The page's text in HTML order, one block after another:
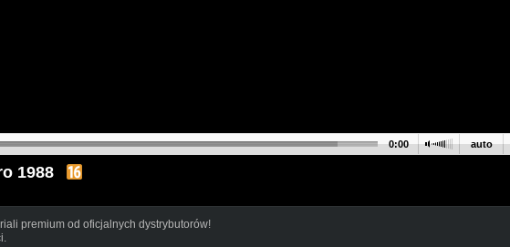
auto
0:00
1988
premium od oficjalnych dystrybutorów!